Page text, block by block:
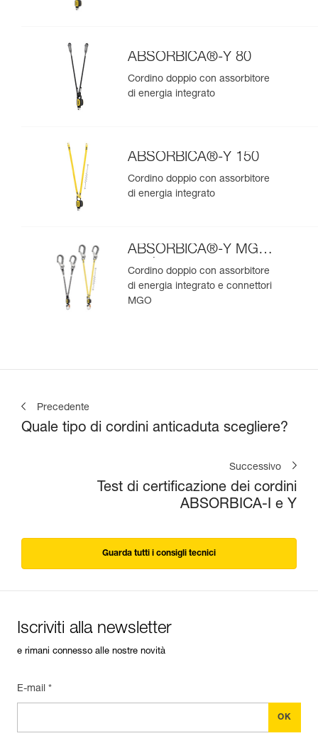
ABSORBICA®-Y 80
Cordino doppio con assorbitore
di energia integrato
ABSORBICA®-Y 150
Cordino doppio con assorbitore
di energia integrato
ABSORBICA®-Y MGO
versione europea
Cordino doppio con assorbitore
di energia integrato e connettori
MGO
Precedente
Quale tipo di cordini anticaduta scegliere?
Successivo
Test di certificazione dei cordini
ABSORBICA-I e Y
Guarda tutti i consigli tecnici
Iscriviti alla newsletter
e rimani connesso alle nostre novità
E-mail *